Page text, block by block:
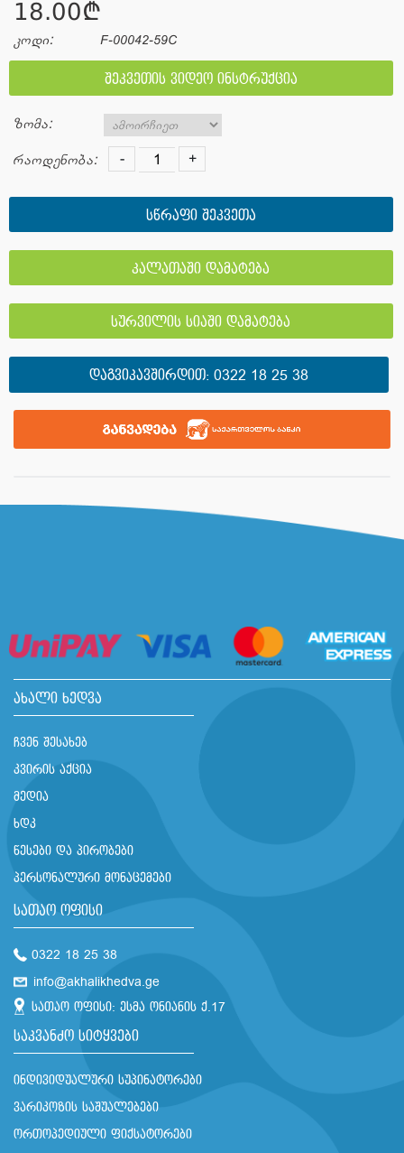
18.00¢
კოდი: F-00042-59C
შეკვეთის ვიდეო ინსტრუქცია
ზომა:
რაოდენობა: - +
სწრაფი შეკვეთა
კალათაში დამატება
სურვილის სიაში დამატება
ᲓᲐᲒᲕᲘᲙᲐᲕᲨᲘᲠᲓᲘᲗ:0322 18 25 38
ახალი ხედვა
ჩვენ შესახებ
კვირის აქცია
მედია
ხდკ
წესები და პირობები
პერსონალური მონაცემები
სათაო ოფისი
0322 18 25 38
info@akhalikhedva.ge
სათაო ოფისი: ესმა ონიანის ქ.17
საკვანძო სიტყვები
ინდივიდუალური სუპინატორები
ვარიკოზის საშუალებები
ორთოპედიული ფიქსატორები